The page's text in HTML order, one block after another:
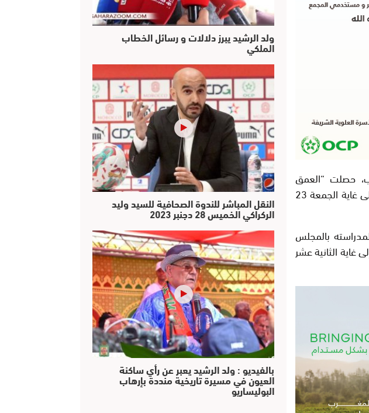
النواب، حصلت “العمق
المغربي” على نسخة منه، أن فترة إيداع الترشيحات ستنطلق يوم الأربعاء 14 شتنبر إلى غاية الجمعة 23
بالمجلس
ستبتدئ في الساعة الاولى من يوم السبت 25 شتنبر، إلى غاية الثانية عشر
ولد الرشيد يبرز دلالات و رسائل الخطاب
الملكي
النقل المباشر للندوة الصحافية للسيد وليد
الركراكي الخميس 28 دجنبر 2023
بالفيديو : ولد الرشيد يعبر عن رأي ساكنة
العيون في مسيرة تاريخية منددة بإرهاب
البوليساريو